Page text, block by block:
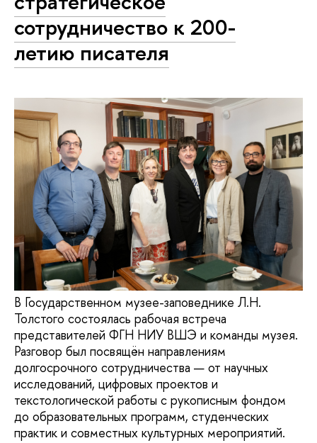
сотрудничество к 200-
летию писателя
В Государственном музее-заповеднике Л.Н.
Толстого состоялась рабочая встреча
представителей ФГН НИУ ВШЭ и команды музея.
Разговор был посвящён направлениям
долгосрочного сотрудничества — от научных
исследований, цифровых проектов и
текстологической работы с рукописным фондом
до образовательных программ, студенческих
практик и совместных культурных мероприятий.